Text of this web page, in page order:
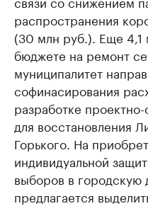
распространения
(30 млн руб.). Еще 4,1
бюджете на ремонт
муниципалитет
софинасирования
разработке
для восстановления
Горького. На
индивидуальной
выборов в городскую
предлагается